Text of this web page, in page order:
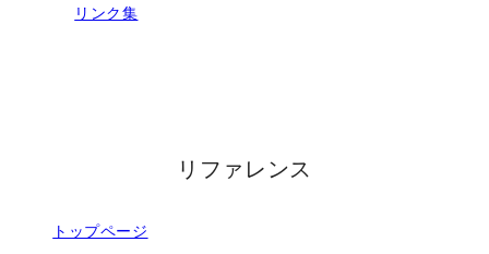
リンク集
リファレンス
トップページ